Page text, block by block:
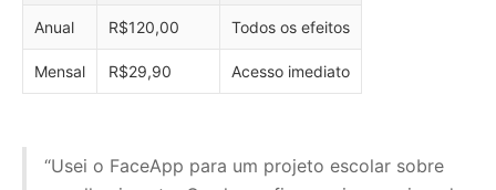
Anual R$120,00 Todos os efeitos
Mensal R$29,90 Acesso imediato
“Usei o FaceApp para um projeto escolar sobre